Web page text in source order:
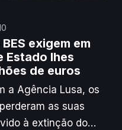
exigem em
Estado lhes
de euros
a Agência Lusa, os
as suas
à extinção do